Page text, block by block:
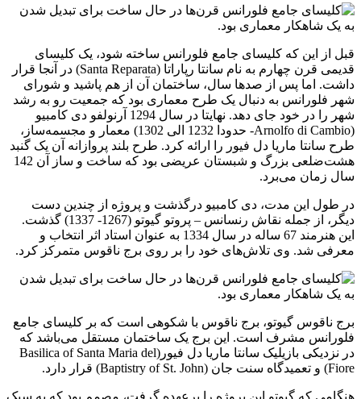
قبل از این که کلیسای جامع فلورانس ساخته شود، یک کلیسای
قدیمی قرن چهارم به نام سانتا رپاراتا (Santa Reparata) در آنجا قرار
داشت. اما پس از صدها سال، ساختمان آن از هم پاشید و شورای
شهر فلورانس به دنبال یک طرح معماری بود که جمعیت رو به رشد
شهر را در خود جای دهد. نهایتا در سال 1294 آرنولفو دی کامبیو
(Arnolfo di Cambio- حدودا 1232 الی 1302) معمار و مجسمه‌ساز،
طرح سانتا ماریا دل فیور را ارائه کرد. طرح بلند پروازانه آن یک گنبد
هشت‌ضلعی بزرگ و شبستان عریضی بود که ساخت و ساز آن 142
سال زمان می‌برد.
در طول این مدت، دی کامبیو درگذشت و پروژه از چندین دست
دیگر، از جمله نقاش رنسانس – پروتو گیوتو (1267- 1337) گذشت.
این هنرمند 67 ساله در سال 1334 به عنوان استاد اثر انتخاب و
معرفی شد. وی تلاش‌های خود را بر روی برج ناقوس متمرکز کرد.
برج ناقوس گیوتو، برج ناقوس با شکوهی است که بر کلیسای جامع
فلورانس مشرف است. این برج یک ساختمان مستقل می‌باشد که
در نزدیکی بازیلیک سانتا ماریا دل فیور(Basilica of Santa Maria del
Fiore) و تعمیدگاه سنت جان (Baptistry of St. John) قرار دارد.
هنگامی که گیوتو این پروژه را برعهده گرفت، مصمم بود که به سبک